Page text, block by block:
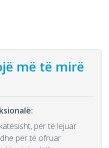
më të mirë
për të lejuar
për të ofruar